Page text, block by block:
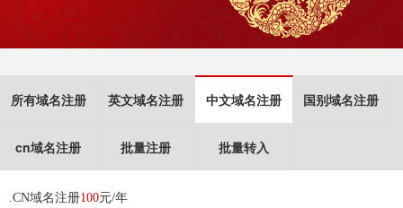
所有域名注册 英文域名注册 中文域名注册 国别域名注册
cn域名注册 批量注册 批量转入
.CN域名注册100元/年